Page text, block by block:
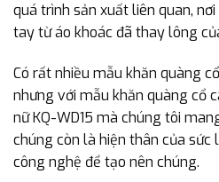
quá trình sản xuất liên quan,
tay từ áo khoác đã thay lông
Có rất nhiều mẫu khăn quàng
nhưng với mẫu khăn quàng cổ
nữ KQ-WD15 mà chúng tôi
chúng còn là hiện thân của sức
công nghệ để tạo nên chúng.